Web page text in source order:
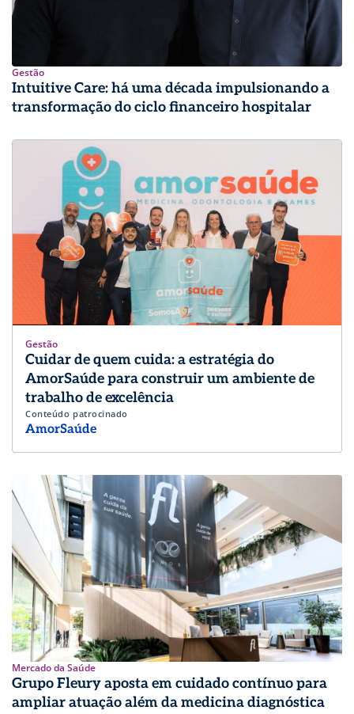
Gestão
Intuitive Care: há uma década impulsionando a
transformação do ciclo financeiro hospitalar
Gestão
Cuidar de quem cuida: a estratégia do
AmorSaúde para construir um ambiente de
trabalho de excelência
Conteúdo patrocinado
AmorSaúde
Mercado da Saúde
Grupo Fleury aposta em cuidado contínuo para
ampliar atuação além da medicina diagnóstica